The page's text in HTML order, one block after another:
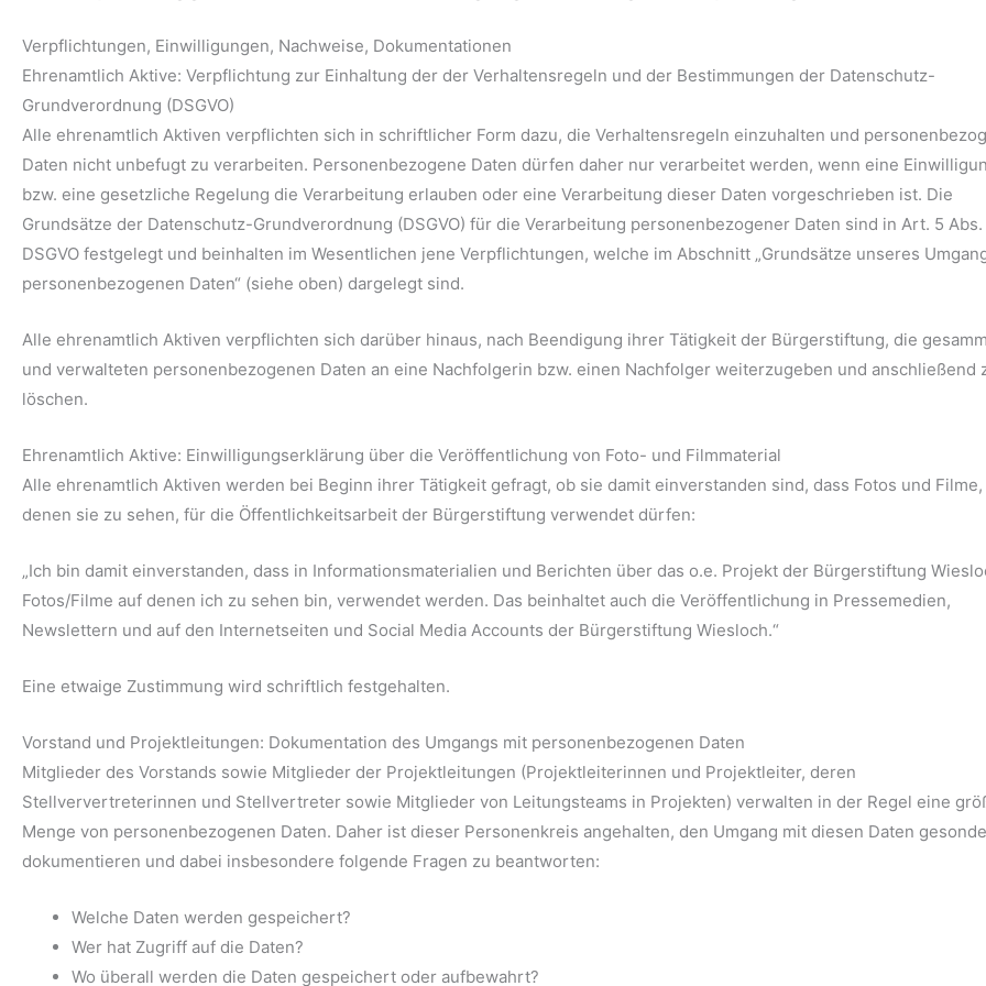
Verpflichtungen, Einwilligungen, Nachweise, Dokumentationen
Ehrenamtlich Aktive: Verpflichtung zur Einhaltung der der Verhaltensregeln und der Bestimmungen der Datenschutz-
Grundverordnung (DSGVO)
Alle ehrenamtlich Aktiven verpflichten sich in schriftlicher Form dazu, die Verhaltensregeln einzuhalten und
Daten nicht unbefugt zu verarbeiten. Personenbezogene Daten dürfen daher nur verarbeitet werden, wenn eine
bzw. eine gesetzliche Regelung die Verarbeitung erlauben oder eine Verarbeitung dieser Daten vorgeschrieben ist. Die
Grundsätze der Datenschutz-Grundverordnung (DSGVO) für die Verarbeitung personenbezogener Daten sind in Art. 5 Abs.
DSGVO festgelegt und beinhalten im Wesentlichen jene Verpflichtungen, welche im Abschnitt „Grundsätze unseres
personenbezogenen Daten“ (siehe oben) dargelegt sind.
Alle ehrenamtlich Aktiven verpflichten sich darüber hinaus, nach Beendigung ihrer Tätigkeit der Bürgerstiftung, die
und verwalteten personenbezogenen Daten an eine Nachfolgerin bzw. einen Nachfolger weiterzugeben und anschließend
löschen.
Ehrenamtlich Aktive: Einwilligungserklärung über die Veröffentlichung von Foto- und Filmmaterial
Alle ehrenamtlich Aktiven werden bei Beginn ihrer Tätigkeit gefragt, ob sie damit einverstanden sind, dass Fotos und Filme,
denen sie zu sehen, für die Öffentlichkeitsarbeit der Bürgerstiftung verwendet dürfen:
„Ich bin damit einverstanden, dass in Informationsmaterialien und Berichten über das o.e. Projekt der Bürgerstiftung
Fotos/Filme auf denen ich zu sehen bin, verwendet werden. Das beinhaltet auch die Veröffentlichung in Pressemedien,
Newslettern und auf den Internetseiten und Social Media Accounts der Bürgerstiftung Wiesloch.“
Eine etwaige Zustimmung wird schriftlich festgehalten.
Vorstand und Projektleitungen: Dokumentation des Umgangs mit personenbezogenen Daten
Mitglieder des Vorstands sowie Mitglieder der Projektleitungen (Projektleiterinnen und Projektleiter, deren
Stellververtreterinnen und Stellvertreter sowie Mitglieder von Leitungsteams in Projekten) verwalten in der Regel eine
Menge von personenbezogenen Daten. Daher ist dieser Personenkreis angehalten, den Umgang mit diesen Daten
dokumentieren und dabei insbesondere folgende Fragen zu beantworten:
Welche Daten werden gespeichert?
Wer hat Zugriff auf die Daten?
Wo überall werden die Daten gespeichert oder aufbewahrt?